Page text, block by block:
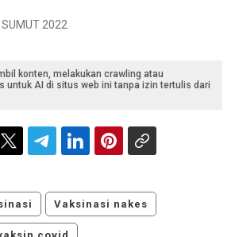
2022
konten, melakukan crawling atau
untuk AI di situs web ini tanpa izin tertulis dari
Vaksinasi nakes